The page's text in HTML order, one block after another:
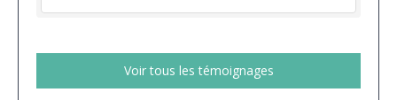
Voir tous les témoignages